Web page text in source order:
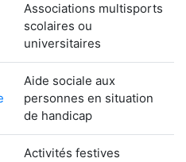
Associations multisports
scolaires ou
universitaires
Aide sociale aux
personnes en situation
de handicap
Activités festives